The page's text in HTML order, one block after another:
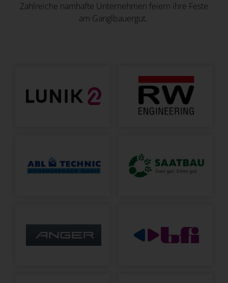
Zahlreiche namhafte Unternehmen feiern ihre Feste
am Ganglbauergut.